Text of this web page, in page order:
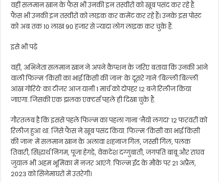
वहीं सलमान खान के फैंस भी उनकी इन तस्वीरों को खूब पसंद कर रहे हैं.
फैंस भी उनकी इन तस्वीरों को लाइक कर कमेंट कर रहे हैं। उनके इस पोस्ट
को अब तक 10 लाख 90 हजार से ज्यादा लोग लाइक कर चुके हैं.
इसे भी पढ़ें
वहीं, अभिनेता सलमान खान ने अपने कैप्शन के जरिए बताया कि उनकी आने
वाली फिल्म ‘किसी का भाई किसी की जान’ के दूसरे गाने ‘बिल्ली बिल्ली
आंख गोरिये’ का टीजर आज यानी 1 मार्च को दोपहर 12 बजे रिलीज किया
जाएगा. जिसकी एक झलक एक्टर्स पहले ही दिखा चुके हैं.
गौरतलब है कि इससे पहले फिल्म का पहला गाना ‘नैयो लगदा’ 12 फरवरी को
रिलीज हुआ था. जिसे फैंस ने खूब पसंद किया. फिल्म ‘किसी का भाई किसी
की जान’ में सलमान खान के अलावा शहनाज गिल, जस्सी गिल, पलक
तिवारी, सिद्धार्थ निगम, पूजा हेगड़े, वेंकटेश दग्गुबाती, जगपति बाबू और राघव
जुयाल भी अहम भूमिका में नजर आएंगे. फिल्म ईद के मौके पर 21 अप्रैल,
2023 को सिनेमाघरों में उतरेगी।